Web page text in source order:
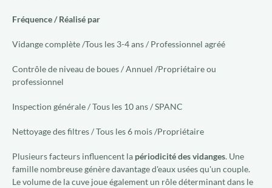
Fréquence /Réalisé par
Vidange complète /Tous les 3-4 ans / Professionnel agréé
Contrôle de niveau de boues / Annuel /Propriétaire ou
professionnel
Inspection générale / Tous les 10 ans / SPANC
Nettoyage des filtres / Tous les 6 mois /Propriétaire
Plusieurs facteurs influencent la périodicité des vidanges. Une
famille nombreuse génère davantage d'eaux usées qu'un couple.
Le volume de la cuve joue également un rôle déterminant dans le